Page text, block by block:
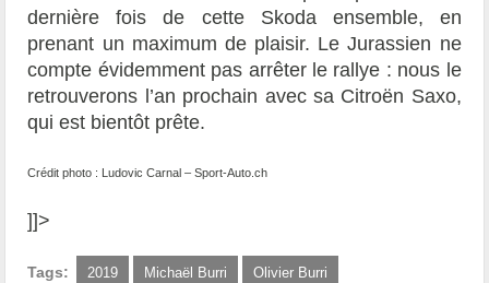
dernière fois de cette Skoda ensemble, en
prenant un maximum de plaisir. Le Jurassien ne
compte évidemment pas arrêter le rallye : nous le
retrouverons l’an prochain avec sa Citroën Saxo,
qui est bientôt prête.
Crédit photo : Ludovic Carnal – Sport-Auto.ch
]]>
Tags: 2019 Michaël Burri Olivier Burri